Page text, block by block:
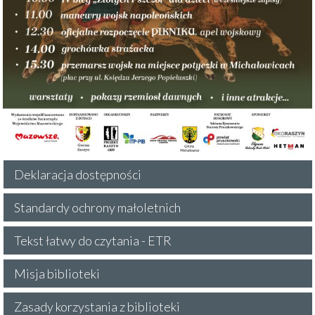
Deklaracja dostępności
Standardy ochrony małoletnich
Tekst łatwy do czytania - ETR
Misja biblioteki
Zasady korzystania z biblioteki